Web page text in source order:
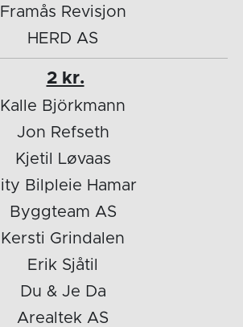
Framås Revisjon
HERD AS
2 kr.
Kalle Björkmann
Jon Refseth
Kjetil Løvaas
Bilpleie Hamar
Byggteam AS
Kersti Grindalen
Erik Sjåtil
Du & Je Da
Arealtek AS